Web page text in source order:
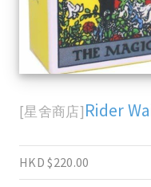
[星舍商店]Rider
HKD $220.00